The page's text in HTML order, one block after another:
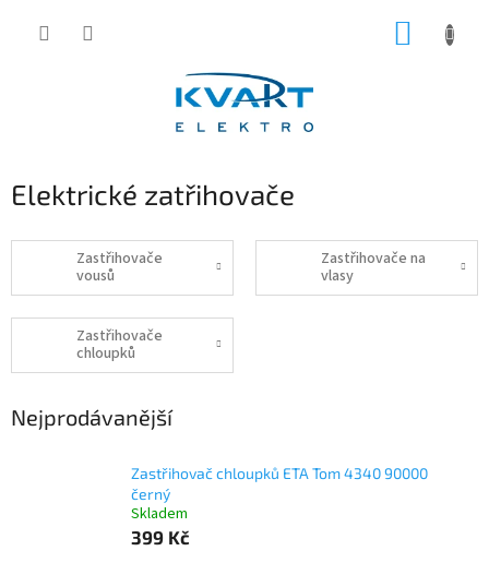
Elektrické zatřihovače
Zastřihovače
vousů
Zastřihovače na
vlasy
Zastřihovače
chloupků
Nejprodávanější
Zastřihovač chloupků ETA Tom 4340 90000
černý
Skladem
399 Kč